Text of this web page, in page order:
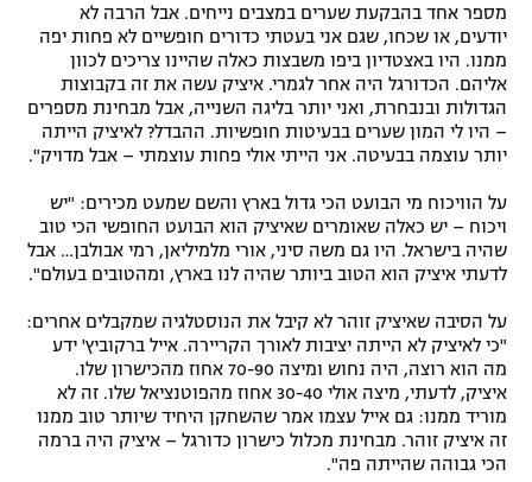
מספר אחד בהבקעת שערים במצבים נייחים. אבל הרבה לא
יודעים, או שכחו, שגם אני בעטתי כדורים חופשיים לא פחות יפה
ממנו. היו באצטדיון ביפו משבצות כאלה שהיינו צריכים לכוון
אליהם. הכדורגל היה אחר לגמרי. איציק עשה את זה בקבוצות
הגדולות ובנבחרת, ואני יותר בליגה השנייה, אבל מבחינת מספרים
– היו לי המון שערים בבעיטות חופשיות. ההבדל? לאיציק הייתה
יותר עוצמה בבעיטה. אני הייתי אולי פחות עוצמתי – אבל מדויק".
על הוויכוח מי הבועט הכי גדול בארץ והשם שמעט מכירים: "יש
ויכוח – יש כאלה שאומרים שאיציק הוא הבועט החופשי הכי טוב
שהיה בישראל. היו גם משה סיני, אורי מלמיליאן, רמי אבולבן… אבל
לדעתי איציק הוא הטוב ביותר שהיה לנו בארץ, ומהטובים בעולם".
על הסיבה שאיציק זוהר לא קיבל את הנוסטלגיה שמקבלים אחרים:
"כי לאיציק לא הייתה יציבות לאורך הקריירה. אייל ברקוביץ' ידע
מה הוא רוצה, היה נחוש ומיצה 70-90 אחוז מהכישרון שלו.
איציק, לדעתי, מיצה אולי 30-40 אחוז מהפוטנציאל שלו. זה לא
מוריד ממנו: גם אייל עצמו אמר שהשחקן היחיד שיותר טוב ממנו
זה איציק זוהר. מבחינת מכלול כישרון כדורגל – איציק היה ברמה
הכי גבוהה שהייתה פה".